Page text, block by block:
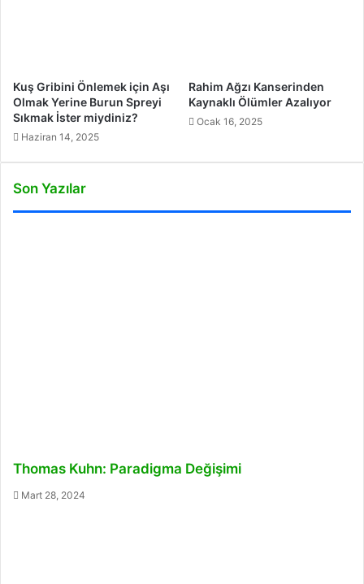
Kuş Gribini Önlemek için Aşı
Olmak Yerine Burun Spreyi
Sıkmak İster miydiniz?
Haziran 14, 2025
Rahim Ağzı Kanserinden
Kaynaklı Ölümler Azalıyor
Ocak 16, 2025
Son Yazılar
Thomas Kuhn: Paradigma Değişimi
Mart 28, 2024